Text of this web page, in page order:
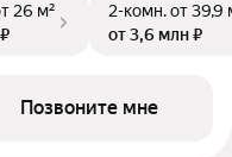
26 м²
2-комн.от 39,9
от 3,6 млн ₽
Позвоните мне